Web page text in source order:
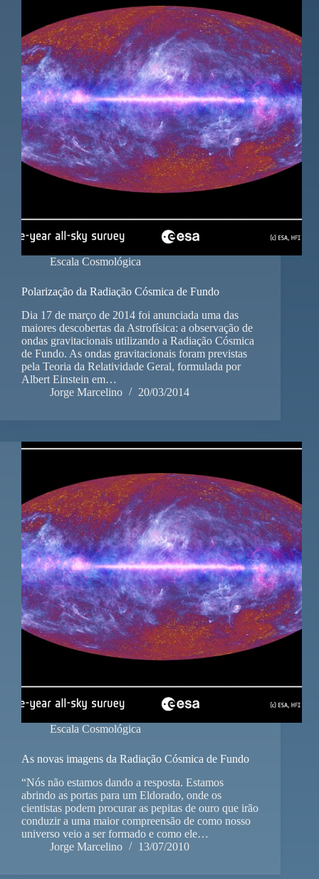
Escala Cosmológica
Polarização da Radiação Cósmica de Fundo
Dia 17 de março de 2014 foi anunciada uma das
maiores descobertas da Astrofísica: a observação de
ondas gravitacionais utilizando a Radiação Cósmica
de Fundo. As ondas gravitacionais foram previstas
pela Teoria da Relatividade Geral, formulada por
Albert Einstein em…
Jorge Marcelino
20/03/2014
Escala Cosmológica
As novas imagens da Radiação Cósmica de Fundo
“Nós não estamos dando a resposta. Estamos
abrindo as portas para um Eldorado, onde os
cientistas podem procurar as pepitas de ouro que irão
conduzir a uma maior compreensão de como nosso
universo veio a ser formado e como ele…
Jorge Marcelino
13/07/2010